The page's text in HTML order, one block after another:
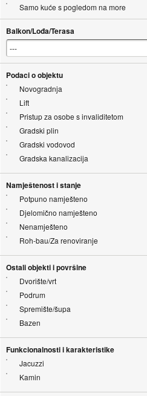
Samo kuće s pogledom na more
Balkon/Lođa/Terasa
Podaci o objektu
Novogradnja
Lift
Pristup za osobe s invaliditetom
Gradski plin
Gradski vodovod
Gradska kanalizacija
Namještenost i stanje
Potpuno namješteno
Djelomično namješteno
Nenamješteno
Roh-bau/Za renoviranje
Ostali objekti i površine
Dvorište/vrt
Podrum
Spremište/šupa
Bazen
Funkcionalnosti i karakteristike
Jacuzzi
Kamin